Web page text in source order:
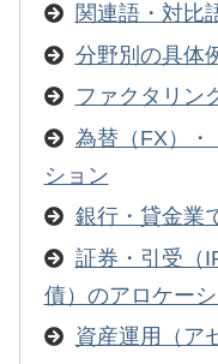
関連語・対比
分野別の具体
ファクタリン
為替（FX）・
ション
銀行・貸金業
証券・引受（
債）のアロケー
資産運用（ア